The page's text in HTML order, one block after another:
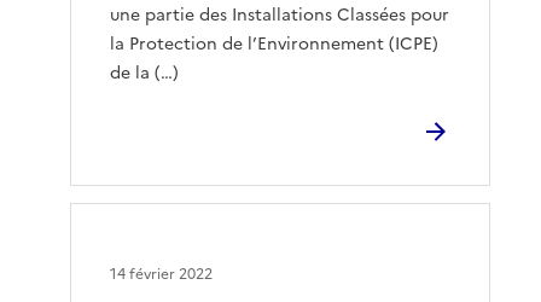
une partie des Installations Classées pour
la Protection de l’Environnement (ICPE)
de la (…)
14 février 2022